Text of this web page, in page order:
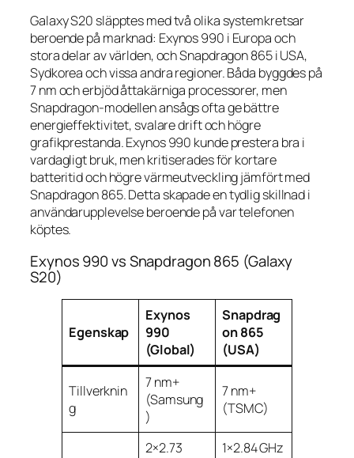
Galaxy S20 släpptes med två olika systemkretsar
beroende på marknad: Exynos 990 i Europa och
stora delar av världen, och Snapdragon 865 i USA,
Sydkorea och vissa andra regioner. Båda byggdes på
7 nm och erbjöd åttakärniga processorer, men
Snapdragon-modellen ansågs ofta ge bättre
energieffektivitet, svalare drift och högre
grafikprestanda. Exynos 990 kunde prestera bra i
vardagligt bruk, men kritiserades för kortare
batteritid och högre värmeutveckling jämfört med
Snapdragon 865. Detta skapade en tydlig skillnad i
användarupplevelse beroende på var telefonen
köptes.
Exynos 990 vs Snapdragon 865 (Galaxy
S20)
Egenskap
Exynos
990
(Global)
Snapdrag
on 865
(USA)
Tillverknin
g
7 nm+
(Samsung
)
7 nm+
(TSMC)
2×2.73
1×2.84 GHz